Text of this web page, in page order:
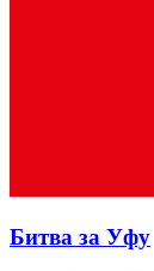
Битва за Уфу